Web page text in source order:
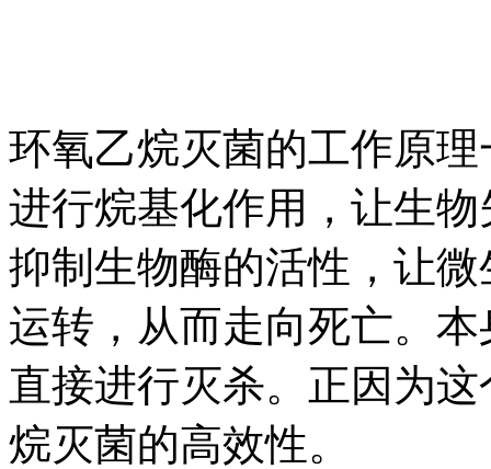
环氧乙烷灭菌的工作原
进行烷基化作用，让生
抑制生物酶的活性，让
运转，从而走向死亡。
直接进行灭杀。正因为
烷灭菌的高效性。